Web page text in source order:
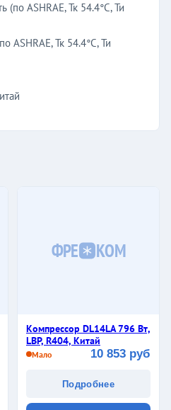
(по ASHRAE, Тк 54.4°C, Ти
ASHRAE, Тк 54.4°C, Ти
ФРЕ КОМ
Компрессор DL14LA 796 Вт,
LBP, R404, Китай
Мало 10 853 руб
Подробнее